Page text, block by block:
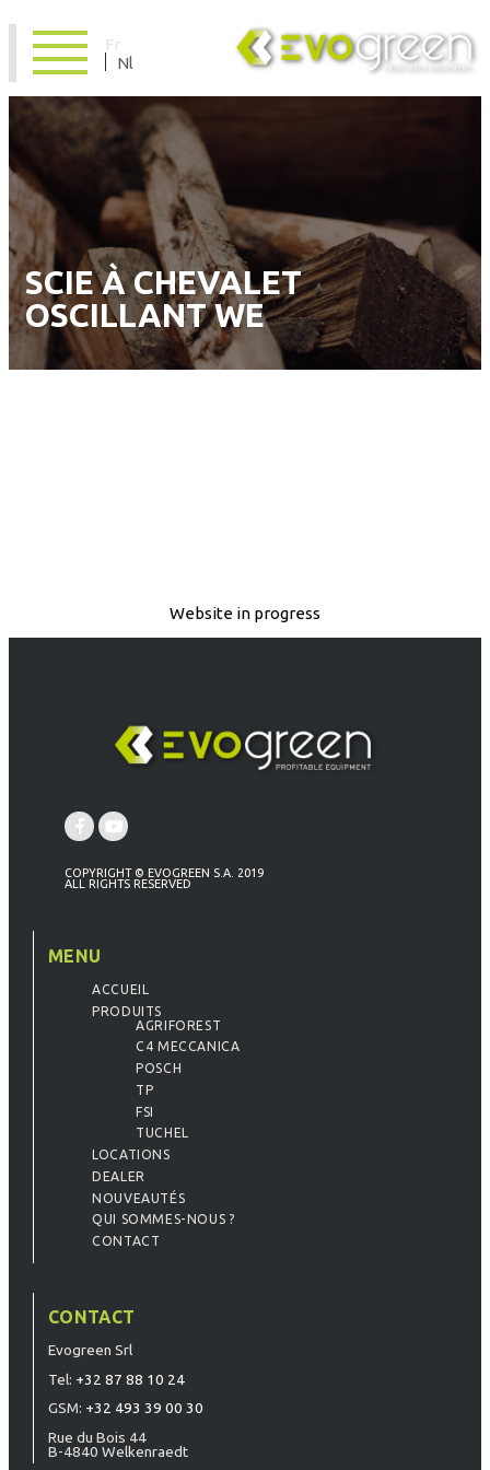
Fr
Nl
SCIE À CHEVALET
OSCILLANT WE
Website in progress
COPYRIGHT © EVOGREEN S.A. 2019
ALL RIGHTS RESERVED
MENU
ACCUEIL
PRODUITS
AGRIFOREST
C4 MECCANICA
POSCH
TP
FSI
TUCHEL
LOCATIONS
DEALER
NOUVEAUTÉS
QUI SOMMES-NOUS ?
CONTACT
CONTACT
Evogreen Srl
Tel: +32 87 88 10 24
GSM: +32 493 39 00 30
Rue du Bois 44
B-4840 Welkenraedt